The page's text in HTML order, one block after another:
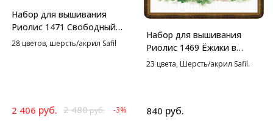
Набор для вышивания
Риолис 1471 Свободный
полет, 50*40 см
28 цветов, шерсть/акрил Safil
2 406 руб. 2 480руб. -3%
Набор для вышивания
Риолис 1469 Ёжики в
бруснике, 25*25 см
23 цвета, Шерсть/акрил Safil.
840 руб.